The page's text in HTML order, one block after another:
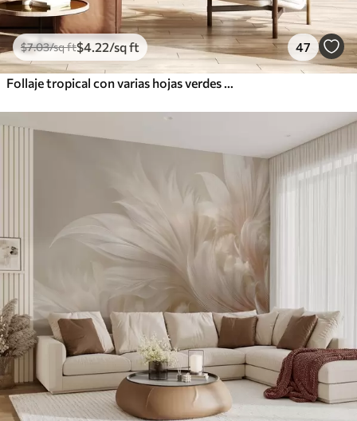
$7.03/sq ft$4 .22/sq ft 47